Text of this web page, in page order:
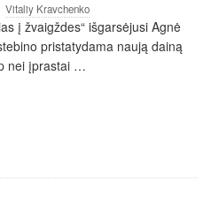
Vitaliy Kravchenko
į žvaigždes“ išgarsėjusi Agnė
pristatydama naują dainą
nei įprastai …